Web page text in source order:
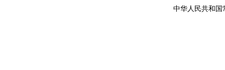
中华人民共和国